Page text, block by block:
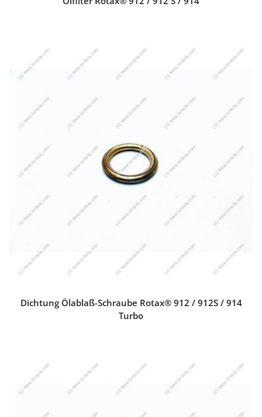
Dichtung Ölablaß-Schraube Rotax® 912 / 912S / 914
Turbo